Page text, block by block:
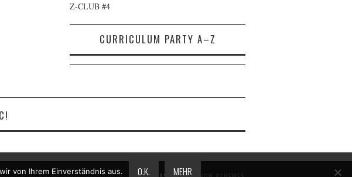
Z-CLUB #4
CURRICULUM PARTY A–Z
von Ihrem Einverständnis aus. O.K. MEHR